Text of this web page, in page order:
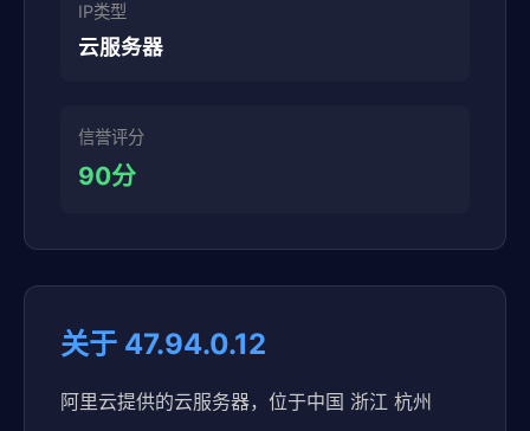
IP类型
云服务器
信誉评分
90分
关于 47.94.0.12
阿里云提供的云服务器，位于中国 浙江 杭州